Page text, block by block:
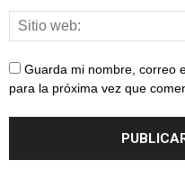
Guarda mi nombre, correo
para la próxima vez que